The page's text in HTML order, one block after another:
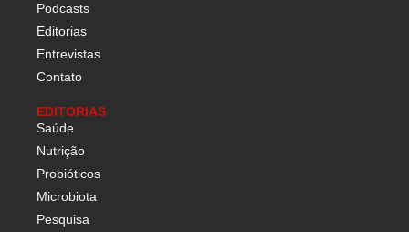
Podcasts
Editorias
Entrevistas
Contato
EDITORIAS
Saúde
Nutrição
Probióticos
Microbiota
Pesquisa